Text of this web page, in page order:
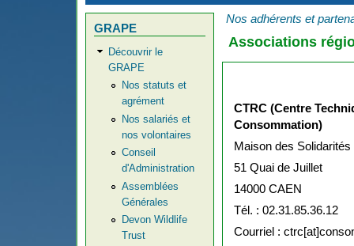
GRAPE
Découvrir le
GRAPE
Nos statuts et
agrément
Nos salariés et
nos volontaires
Conseil
d'Administration
Assemblées
Générales
Devon Wildlife
Trust
Nos adhérents et
Associations
CTRC (Centre
Consommation)
Maison des Solidarités
51 Quai de Juillet
14000 CAEN
Tél. : 02.31.85.36.12
Courriel :